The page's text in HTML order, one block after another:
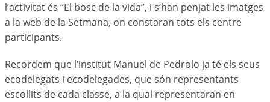
l’activitat és “El bosc de la vida”, i s’han penjat les imatges
a la web de la Setmana, on constaran tots els centre
participants.
Recordem que l’institut Manuel de Pedrolo ja té els seus
ecodelegats i ecodelegades, que són representants
escollits de cada classe, a la qual representaran en